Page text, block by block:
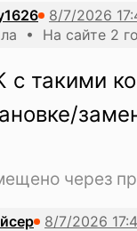
• На сайте 2
с такими
через